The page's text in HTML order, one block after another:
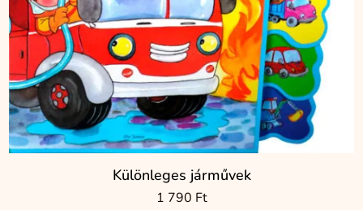
Különleges járművek
1 790 Ft